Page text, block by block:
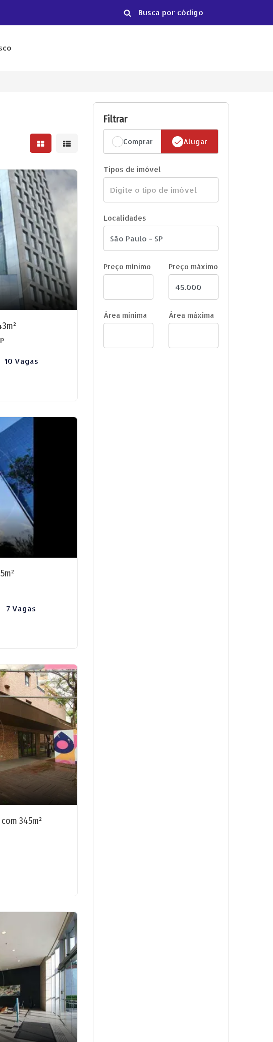
Mostrar resultados em grade
Mostrar resultados em lista
10 Vagas
7 Vagas
345m²
Filtrar
Comprar Alugar
Tipos de imóvel
Localidades
Preço mínimo Preço máximo
Área mínima Área máxima